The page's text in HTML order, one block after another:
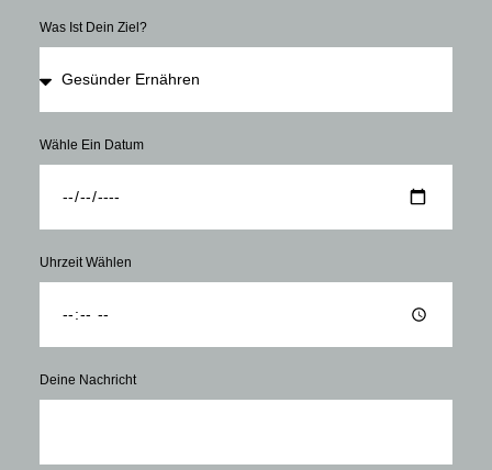
Was Ist Dein Ziel?
Wähle Ein Datum
Uhrzeit Wählen
Deine Nachricht